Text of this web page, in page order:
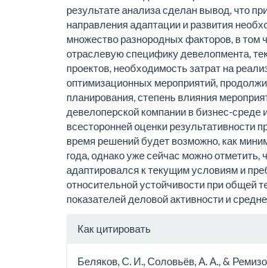
результате анализа сделан вывод, что
направления адаптации и развития
множество разнородных факторов, в
отраслевую специфику девелопмента,
проектов, необходимость затрат на
оптимизационных мероприятий,
планирования, степень влияния
девелоперской компании в бизнес-среде
всесторонней оценки результативности
время решений будет возможно, как
года, однако уже сейчас можно отметить,
адаптировался к текущим условиям и
относительной устойчивости при общей
показателей деловой активности и
Информация
Как цитировать
Беляков, С. И., Соловьёв, А. А., &